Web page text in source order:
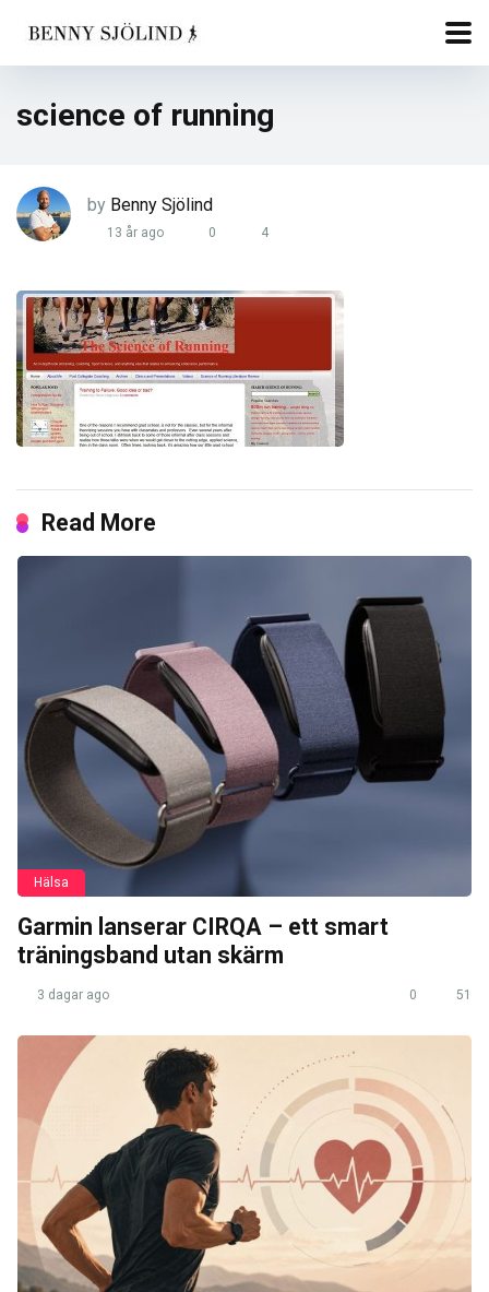
science of running
by Benny Sjölind
13 år ago 0 4
Read More
Hälsa
Garmin lanserar CIRQA – ett smart
träningsband utan skärm
3 dagar ago 0 51